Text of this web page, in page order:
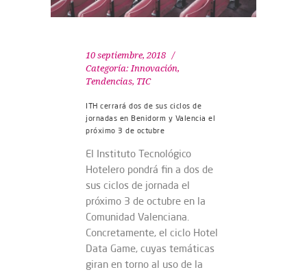
10 septiembre, 2018
Categoría: Innovación,
Tendencias, TIC
ITH cerrará dos de sus ciclos de
jornadas en Benidorm y Valencia el
próximo 3 de octubre
El Instituto Tecnológico
Hotelero pondrá fin a dos de
sus ciclos de jornada el
próximo 3 de octubre en la
Comunidad Valenciana.
Concretamente, el ciclo Hotel
Data Game, cuyas temáticas
giran en torno al uso de la